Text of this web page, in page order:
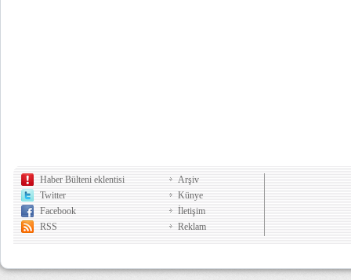
Haber Bülteni eklentisi
Twitter
Facebook
RSS
Arşiv
Künye
İletişim
Reklam